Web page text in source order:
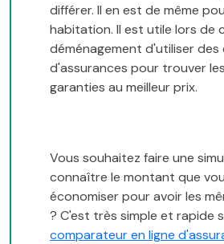
différer. Il en est de même
habitation. Il est utile lors de
déménagement d'utiliser
d'assurances pour trouver
garanties au meilleur prix.
Vous souhaitez faire une
connaître le montant que
économiser pour avoir les
? C'est très simple et rapide
comparateur en ligne